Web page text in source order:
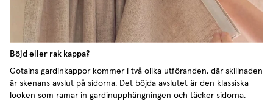
Böjd eller rak kappa?
Gotains gardinkappor kommer i två olika utföranden, där skillnaden
är skenans avslut på sidorna. Det böjda avslutet är den klassiska
looken som ramar in gardinupphängningen och täcker sidorna.